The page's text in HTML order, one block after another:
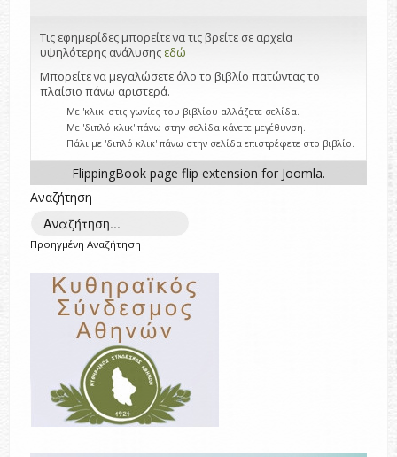
Τις εφημερίδες μπορείτε να τις βρείτε σε αρχεία
υψηλότερης ανάλυσης εδώ
Μπορείτε να μεγαλώσετε όλο το βιβλίο πατώντας το
πλαίσιο πάνω αριστερά.
Με 'κλικ' στις γωνίες του βιβλίου αλλάζετε σελίδα.
Με 'διπλό κλικ' πάνω στην σελίδα κάνετε μεγέθυνση.
Πάλι με 'διπλό κλικ' πάνω στην σελίδα επιστρέφετε στο βιβλίο.
FlippingBook page flip extension for Joomla.
Αναζήτηση
Προηγμένη Αναζήτηση